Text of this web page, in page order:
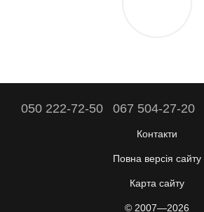
050 222-72-50 067 504-27-20
Контакти
Повна версія сайту
Карта сайту
© 2007—2026